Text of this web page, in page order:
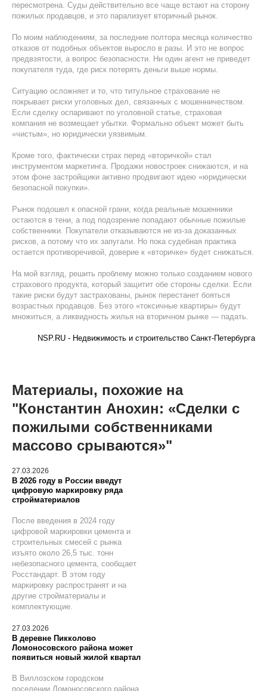
пересмотрена. Суды действительно все чаще встают на сторону
пожилых продавцов, и это парализует вторичный рынок.
По моим наблюдениям, за последние полтора месяца количество
отказов от подобных объектов выросло в разы. И это не вопрос
предвзятости, а вопрос безопасности. Ни один агент не приведет
покупателя туда, где риск потерять деньги выше нормы.
Ситуацию осложняет и то, что титульное страхование не
покрывает риски уголовных дел, связанных с мошенничеством.
Если сделку оспаривают по уголовной статье, страховая
компания не возмещает убытки. Формально объект может быть
«чистым», но юридически уязвимым.
Кроме того, фактически страх перед «вторичкой» стал
инструментом маркетинга. Продажи новостроек снижаются, и на
этом фоне застройщики активно продвигают идею «юридически
безопасной покупки».
Рынок подошел к опасной грани, когда реальные мошенники
остаются в тени, а под подозрение попадают обычные пожилые
собственники. Покупатели отказываются не из-за доказанных
рисков, а потому что их запугали. Но пока судебная практика
остается противоречивой, доверие к «вторичке» будет снижаться.
На мой взгляд, решить проблему можно только созданием нового
страхового продукта, который защитит обе стороны сделки. Если
такие риски будут застрахованы, рынок перестанет бояться
возрастных продавцов. Без этого «токсичные квартиры» будут
множиться, а ликвидность жилья на вторичном рынке — падать.
NSP.RU - Недвижимость и строительство Санкт-Петербурга
Материалы, похожие на
"Константин Анохин: «Сделки с
пожилыми собственниками
массово срываются»"
27.03.2026
В 2026 году в России введут
цифровую маркировку ряда
стройматериалов
После введения в 2024 году
цифровой маркировки цемента и
строительных смесей с рынка
изъято около 26,5 тыс. тонн
небезопасного цемента, сообщает
Росстандарт. В этом году
маркировку распространят и на
другие стройматериалы и
комплектующие.
27.03.2026
В деревне Пикколово
Ломоносовского района может
появиться новый жилой квартал
В Виллозском городском
поселении Ломоносовского района